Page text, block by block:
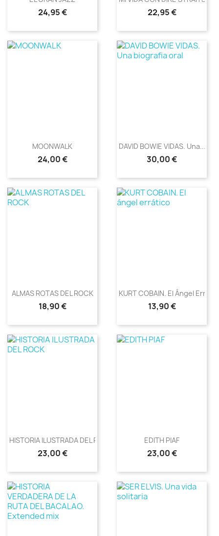
Precio
24,95 € Precio
22,95 €
MOONWALK
Precio
24,00 €
DAVID BOWIE VIDAS. Una...
Precio
30,00 €
ALMAS ROTAS DEL ROCK
Precio
18,90 €
KURT COBAIN. El Ángel
Precio
13,90 €
HISTORIA ILUSTRADA DEL ROCK
Precio
23,00 €
EDITH PIAF
Precio
23,00 €